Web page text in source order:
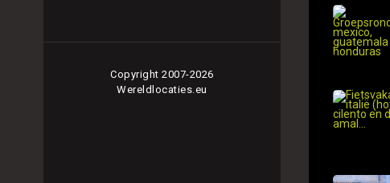
Copyright 2007-2026
Wereldlocaties.eu